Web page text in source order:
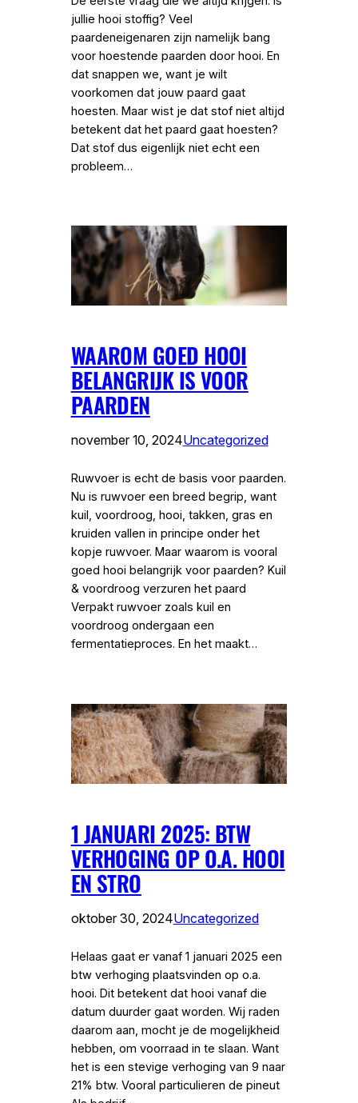
jullie hooi stoffig? Veel
paardeneigenaren zijn namelijk bang
voor hoestende paarden door hooi. En
dat snappen we, want je wilt
voorkomen dat jouw paard gaat
hoesten. Maar wist je dat stof niet altijd
betekent dat het paard gaat hoesten?
Dat stof dus eigenlijk niet echt een
probleem…
WAAROM GOED HOOI
BELANGRIJK IS VOOR
PAARDEN
november 10, 2024Uncategorized
Ruwvoer is echt de basis voor paarden.
Nu is ruwvoer een breed begrip, want
kuil, voordroog, hooi, takken, gras en
kruiden vallen in principe onder het
kopje ruwvoer. Maar waarom is vooral
goed hooi belangrijk voor paarden? Kuil
& voordroog verzuren het paard
Verpakt ruwvoer zoals kuil en
voordroog ondergaan een
fermentatieproces. En het maakt…
1 JANUARI 2025: BTW
VERHOGING OP O.A. HOOI
EN STRO
oktober 30, 2024Uncategorized
Helaas gaat er vanaf 1 januari 2025 een
btw verhoging plaatsvinden op o.a.
hooi. Dit betekent dat hooi vanaf die
datum duurder gaat worden. Wij raden
daarom aan, mocht je de mogelijkheid
hebben, om voorraad in te slaan. Want
het is een stevige verhoging van 9 naar
21% btw. Vooral particulieren de pineut